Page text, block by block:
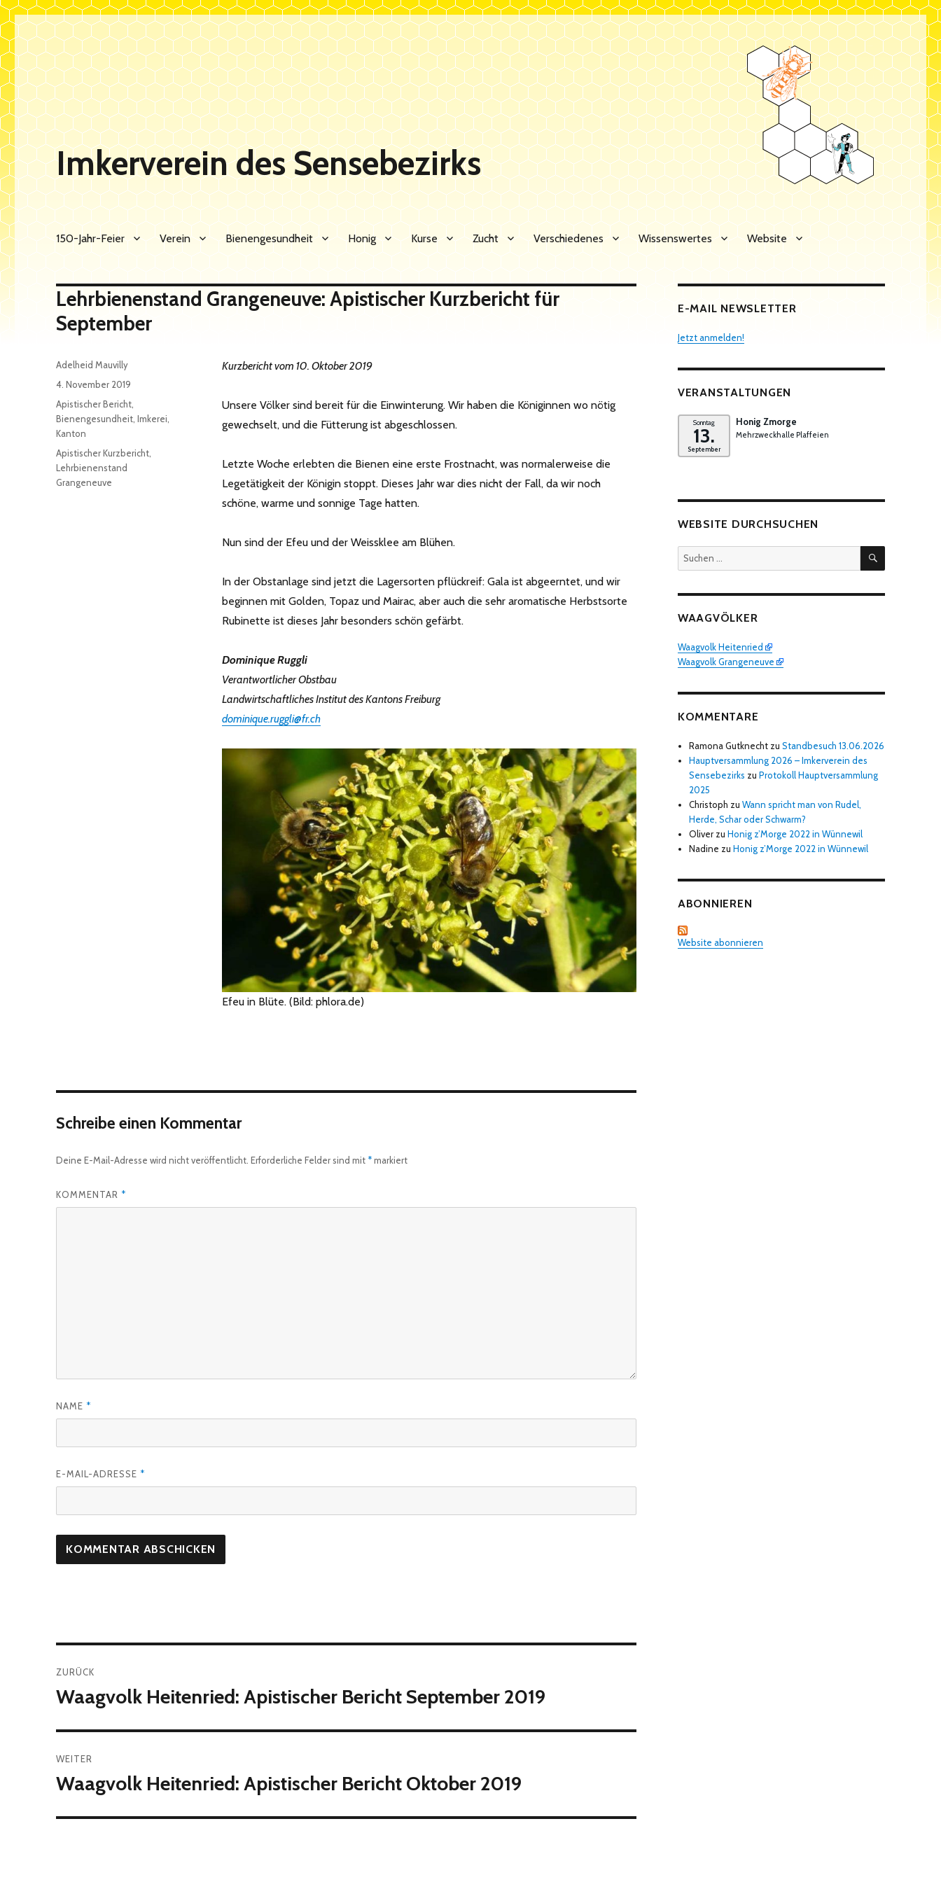
Imkerverein des Sensebezirks
150-Jahr-Feier Verein Bienengesundheit Honig Kurse Zucht Verschiedenes Wissenswertes Website
Lehrbienenstand Grangeneuve‏: Apistischer Kurzbericht für
September
Kurzbericht vom 10. Oktober 2019
Unsere Völker sind bereit für die Einwinterung. Wir haben die Königinnen wo nötig
gewechselt, und die Fütterung ist abgeschlossen.
Letzte Woche erlebten die Bienen eine erste Frostnacht, was normalerweise die
Legetätigkeit der Königin stoppt. Dieses Jahr war dies nicht der Fall, da wir noch
schöne, warme und sonnige Tage hatten.
Nun sind der Efeu und der Weissklee am Blühen.
In der Obstanlage sind jetzt die Lagersorten pflückreif: Gala ist abgeerntet, und wir
beginnen mit Golden, Topaz und Mairac, aber auch die sehr aromatische Herbstsorte
Rubinette ist dieses Jahr besonders schön gefärbt.
Dominique Ruggli
Verantwortlicher Obstbau
Landwirtschaftliches Institut des Kantons Freiburg
dominique.ruggli@fr.ch
Efeu in Blüte. (Bild: phlora.de)
Autor
Adelheid Mauvilly
Veröffentlicht
am
4. November 2019
Kategorien
Apistischer Bericht,
Bienengesundheit,Imkerei,
Kanton
Schlagwörter
Apistischer Kurzbericht,
Lehrbienenstand
Grangeneuve
Schreibe einen Kommentar
Deine E-Mail-Adresse wird nicht veröffentlicht. Erforderliche Felder sind mit *markiert
KOMMENTAR *
NAME *
E-MAIL-ADRESSE *
ZURÜCK
Vorheriger
Waagvolk Heitenried: Apistischer Bericht September 2019
WEITER
Nächster
Waagvolk Heitenried: Apistischer Bericht Oktober 2019
E-MAIL NEWSLETTER
Jetzt anmelden!
VERANSTALTUNGEN
Sonntag
13.
September
Honig Zmorge
Mehrzweckhalle Plaffeien
WEBSITE DURCHSUCHEN
Suchen
SUCHEN
WAAGVÖLKER
Waagvolk Heitenried
Waagvolk Grangeneuve
KOMMENTARE
Ramona Gutknecht zuStandbesuch 13.06.2026
Hauptversammlung 2026 – Imkerverein des
Sensebezirks zuProtokoll Hauptversammlung
2025
Christoph zuWann spricht man von Rudel,
Herde, Schar oder Schwarm?
Oliver zuHonig z’Morge 2022 in Wünnewil
Nadine zuHonig z’Morge 2022 in Wünnewil
ABONNIEREN
Website abonnieren